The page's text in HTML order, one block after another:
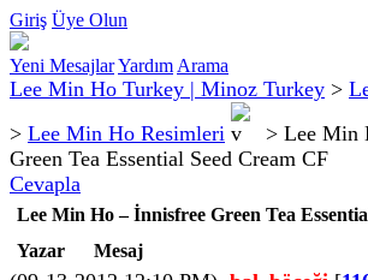
Giriş Üye Olun
Yeni MesajlarYardım Arama
Lee Min Ho Turkey | Minoz Turkey >
> Lee Min Ho Resimleri > Lee Min
Green Tea Essential Seed Cream CF
Cevapla
Lee Min Ho – İnnisfree Green Tea
Yazar
Mesaj